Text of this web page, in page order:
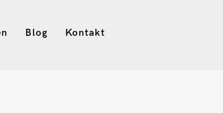
Blog Kontakt